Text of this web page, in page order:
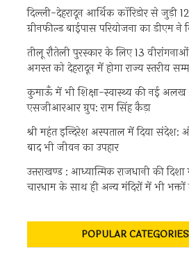
दिल्ली-देहरादून आर्थिक कॉरिडोर से जुड़ी
ग्रीनफील्ड बाईपास परियोजना का डीएम ने
तीलू रौतेली पुरस्कार के लिए 13
अगस्त को देहरादून में होगा राज्य स्तरीय
कुमाऊँ में भी शिक्षा-स्वास्थ्य की नई
एसजीआरआर ग्रुप: राम सिंह कैड़ा
श्री महंत इन्दिरेश अस्पताल में दिया संदेश:
बाद भी जीवन का उपहार
उत्तराखण्ड : आध्यात्मिक राजधानी की
चारधाम के साथ ही अन्य मंदिरों में भी
POPULAR CATEGORIES